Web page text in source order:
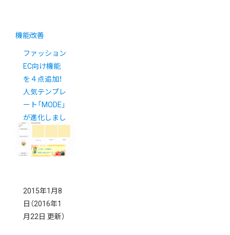
機能改善
ファッション
EC向け機能
を４点追加！
人気テンプレ
ート「MODE」
が進化しまし
た
2015年1月8
日 （2016年1
月22日 更新）